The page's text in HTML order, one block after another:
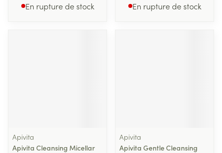
En rupture de stock En rupture de stock
Apivita
Apivita Cleansing Micellar
Apivita
Apivita Gentle Cleansing